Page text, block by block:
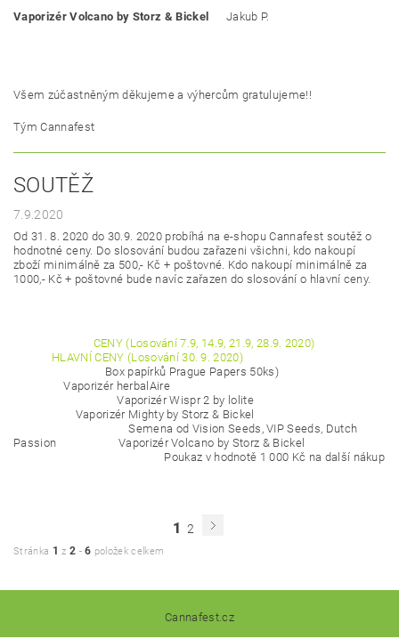
Vaporizér Volcano by Storz & BickelJakub P.
Všem zúčastněným děkujeme a výhercům gratulujeme!!
Tým Cannafest
SOUTĚŽ
7.9.2020
Od 31. 8. 2020 do 30.9. 2020 probíhá na e-shopu Cannafest soutěž o
hodnotné ceny. Do slosování budou zařazeni všichni, kdo nakoupí
zboží minimálně za 500,- Kč + poštovné. Kdo nakoupí minimálně za
1000,- Kč + poštovné bude navíc zařazen do slosování o hlavní ceny.
CENY (Losování 7.9, 14.9, 21.9, 28.9. 2020)
HLAVNÍ CENY (Losování 30. 9. 2020)
Box papírků Prague Papers 50ks)
Vaporizér herbalAire
Vaporizér Wispr 2 by lolite
Vaporizér Mighty by Storz& Bickel
Semena od Vision Seeds, VIP Seeds, Dutch
Passion Vaporizér Volcano by Storz & Bickel
Poukaz v hodnotě 1 000 Kč na další nákup
1 2
Stránka 1 z 2 -6 položek celkem
Cannafest.cz